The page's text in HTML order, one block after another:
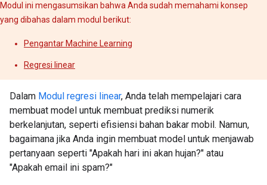
Modul ini mengasumsikan bahwa Anda sudah memahami konsep
yang dibahas dalam modul berikut:
Pengantar Machine Learning
Regresi linear
Dalam Modul regresi linear, Anda telah mempelajari cara
membuat model untuk membuat prediksi numerik
berkelanjutan, seperti efisiensi bahan bakar mobil. Namun,
bagaimana jika Anda ingin membuat model untuk menjawab
pertanyaan seperti "Apakah hari ini akan hujan?" atau
"Apakah email ini spam?"